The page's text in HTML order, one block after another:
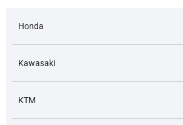
Honda
Kawasaki
KTM